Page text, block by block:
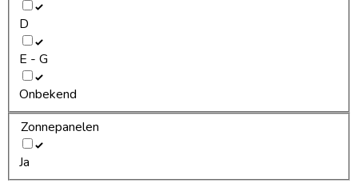
D
E - G
Onbekend
Zonnepanelen
Ja